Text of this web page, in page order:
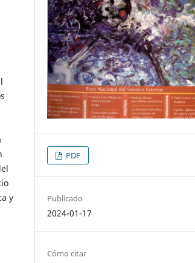
y
PDF
Publicado
2024-01-17
Cómo citar